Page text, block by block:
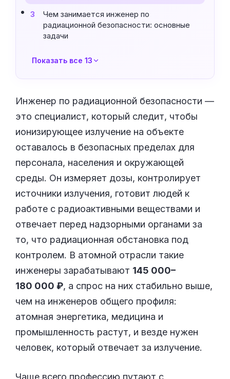
3
Чем занимается инженер по
радиационной безопасности: основные
задачи
Показать все 13
Инженер по радиационной безопасности —
это специалист, который следит, чтобы
ионизирующее излучение на объекте
оставалось в безопасных пределах для
персонала, населения и окружающей
среды. Он измеряет дозы, контролирует
источники излучения, готовит людей к
работе с радиоактивными веществами и
отвечает перед надзорными органами за
то, что радиационная обстановка под
контролем. В атомной отрасли такие
инженеры зарабатывают 145 000–
180 000 ₽, а спрос на них стабильно выше,
чем на инженеров общего профиля:
атомная энергетика, медицина и
промышленность растут, и везде нужен
человек, который отвечает за излучение.